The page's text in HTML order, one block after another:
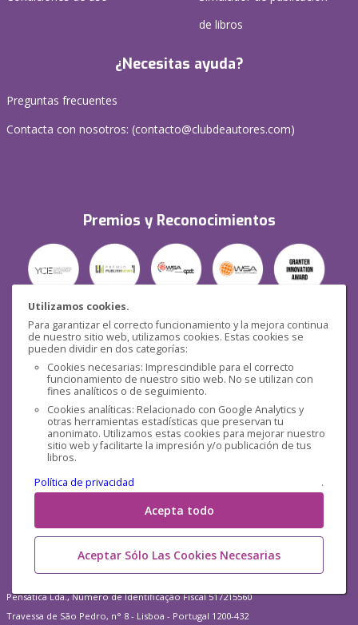
Utilizamos cookies.
Para garantizar el correcto funcionamiento y la mejora continua
de nuestro sitio web, utilizamos cookies. Estas cookies se
pueden dividir en dos categorías:
Cookies necesarias: Imprescindible para el correcto
funcionamiento de nuestro sitio web. No se utilizan con
fines analíticos o de seguimiento.
Cookies analíticas: Relacionado con Google Analytics y
otras herramientas estadísticas que preservan tu
anonimato. Utilizamos estas cookies para mejorar nuestro
sitio web y facilitarte la impresión y/o publicación de tus
libros.
Política de privacidad
.
Acepta todo
Aceptar Sólo Las Cookies Necesarias
de libros
¿Necesitas ayuda?
Preguntas frecuentes
Contacta con nosotros: (contacto@clubdeautores.com)
Premios y Reconocimientos
Seguridad
Redes sociales
Pensática Lda., Número de Identificação Fiscal 517215560
Travessa de São Pedro, n° 8 - Lisboa - Portugal 1200-432